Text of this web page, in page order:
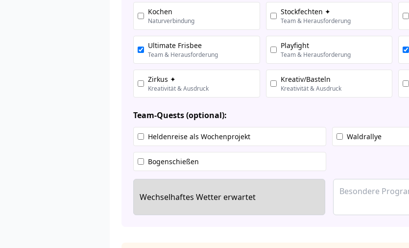
Kochen
Naturverbindung
Stockfechten ✦
Team & Herausforderung
Ultimate Frisbee
Team & Herausforderung
Playfight
Team & Herausforderung
Zirkus ✦
Kreativität & Ausdruck
Kreativ/Basteln
Kreativität & Ausdruck
Team-Quests (optional):
Heldenreise als Wochenprojekt Waldrallye
Bogenschießen